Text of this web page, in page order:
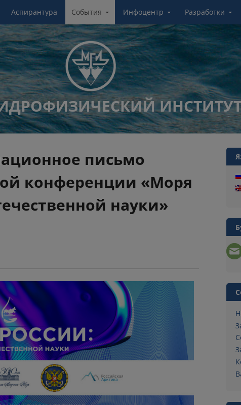
Аспирантура События Инфоцентр Разработки
письмо
конференции «Моря
науки»